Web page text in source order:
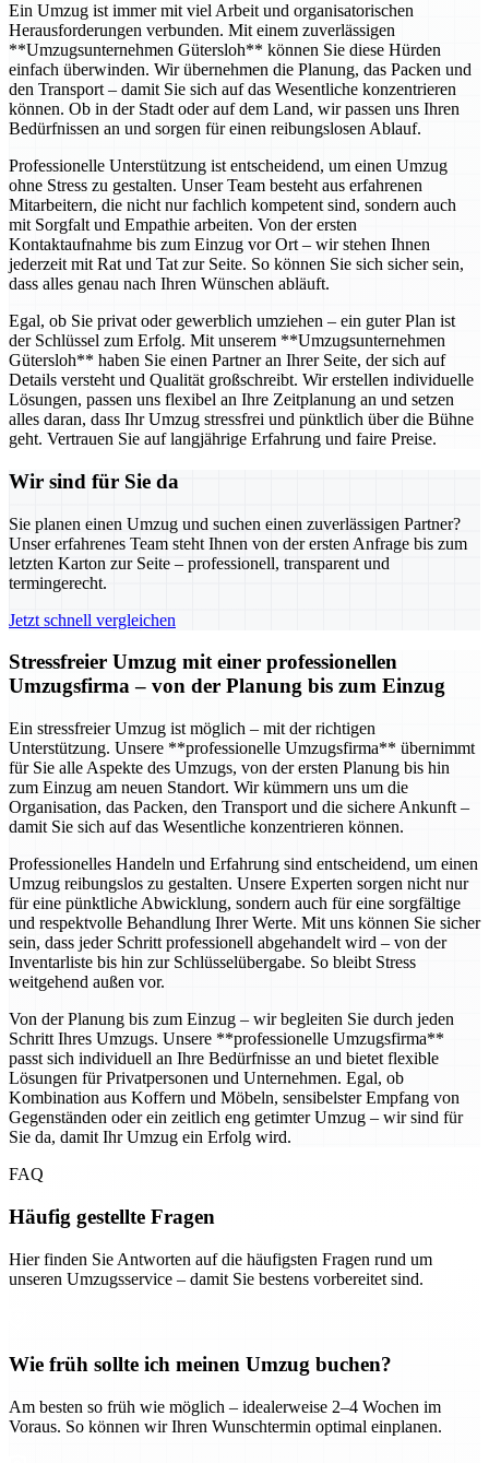
Ein Umzug ist immer mit viel Arbeit und organisatorischen
Herausforderungen verbunden. Mit einem zuverlässigen
**Umzugsunternehmen Gütersloh** können Sie diese Hürden
einfach überwinden. Wir übernehmen die Planung, das Packen und
den Transport – damit Sie sich auf das Wesentliche konzentrieren
können. Ob in der Stadt oder auf dem Land, wir passen uns Ihren
Bedürfnissen an und sorgen für einen reibungslosen Ablauf.
Professionelle Unterstützung ist entscheidend, um einen Umzug
ohne Stress zu gestalten. Unser Team besteht aus erfahrenen
Mitarbeitern, die nicht nur fachlich kompetent sind, sondern auch
mit Sorgfalt und Empathie arbeiten. Von der ersten
Kontaktaufnahme bis zum Einzug vor Ort – wir stehen Ihnen
jederzeit mit Rat und Tat zur Seite. So können Sie sich sicher sein,
dass alles genau nach Ihren Wünschen abläuft.
Egal, ob Sie privat oder gewerblich umziehen – ein guter Plan ist
der Schlüssel zum Erfolg. Mit unserem **Umzugsunternehmen
Gütersloh** haben Sie einen Partner an Ihrer Seite, der sich auf
Details versteht und Qualität großschreibt. Wir erstellen individuelle
Lösungen, passen uns flexibel an Ihre Zeitplanung an und setzen
alles daran, dass Ihr Umzug stressfrei und pünktlich über die Bühne
geht. Vertrauen Sie auf langjährige Erfahrung und faire Preise.
Wir sind für Sie da
Sie planen einen Umzug und suchen einen zuverlässigen Partner?
Unser erfahrenes Team steht Ihnen von der ersten Anfrage bis zum
letzten Karton zur Seite – professionell, transparent und
termingerecht.
Jetzt schnell vergleichen
Stressfreier Umzug mit einer professionellen
Umzugsfirma – von der Planung bis zum Einzug
Ein stressfreier Umzug ist möglich – mit der richtigen
Unterstützung. Unsere **professionelle Umzugsfirma** übernimmt
für Sie alle Aspekte des Umzugs, von der ersten Planung bis hin
zum Einzug am neuen Standort. Wir kümmern uns um die
Organisation, das Packen, den Transport und die sichere Ankunft –
damit Sie sich auf das Wesentliche konzentrieren können.
Professionelles Handeln und Erfahrung sind entscheidend, um einen
Umzug reibungslos zu gestalten. Unsere Experten sorgen nicht nur
für eine pünktliche Abwicklung, sondern auch für eine sorgfältige
und respektvolle Behandlung Ihrer Werte. Mit uns können Sie sicher
sein, dass jeder Schritt professionell abgehandelt wird – von der
Inventarliste bis hin zur Schlüsselübergabe. So bleibt Stress
weitgehend außen vor.
Von der Planung bis zum Einzug – wir begleiten Sie durch jeden
Schritt Ihres Umzugs. Unsere **professionelle Umzugsfirma**
passt sich individuell an Ihre Bedürfnisse an und bietet flexible
Lösungen für Privatpersonen und Unternehmen. Egal, ob
Kombination aus Koffern und Möbeln, sensibelster Empfang von
Gegenständen oder ein zeitlich eng getimter Umzug – wir sind für
Sie da, damit Ihr Umzug ein Erfolg wird.
FAQ
Häufig gestellte Fragen
Hier finden Sie Antworten auf die häufigsten Fragen rund um
unseren Umzugsservice – damit Sie bestens vorbereitet sind.
Wie früh sollte ich meinen Umzug buchen?
Am besten so früh wie möglich – idealerweise 2–4 Wochen im
Voraus. So können wir Ihren Wunschtermin optimal einplanen.